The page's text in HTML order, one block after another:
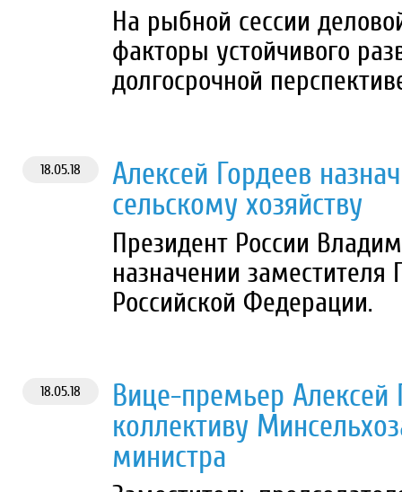
На рыбной сессии
факторы устойчивого
долгосрочной
18.05.18
Алексей Гордеев
сельскому хозяйству
Президент России
назначении заместителя
Российской Федерации.
18.05.18
Вице-премьер Алексей
коллективу
министра